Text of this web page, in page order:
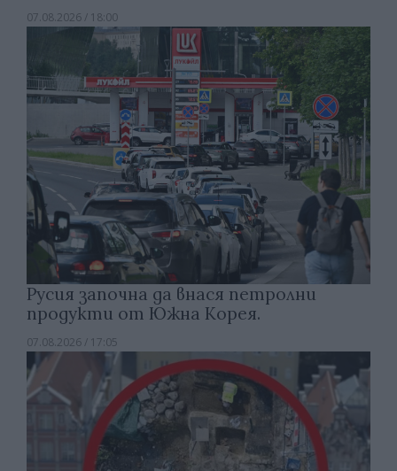
07.08.2026 / 18:00
Русия започна да внася петролни
продукти от Южна Корея.
07.08.2026 / 17:05